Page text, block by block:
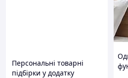
Персональні товарні
підбірки у додатку